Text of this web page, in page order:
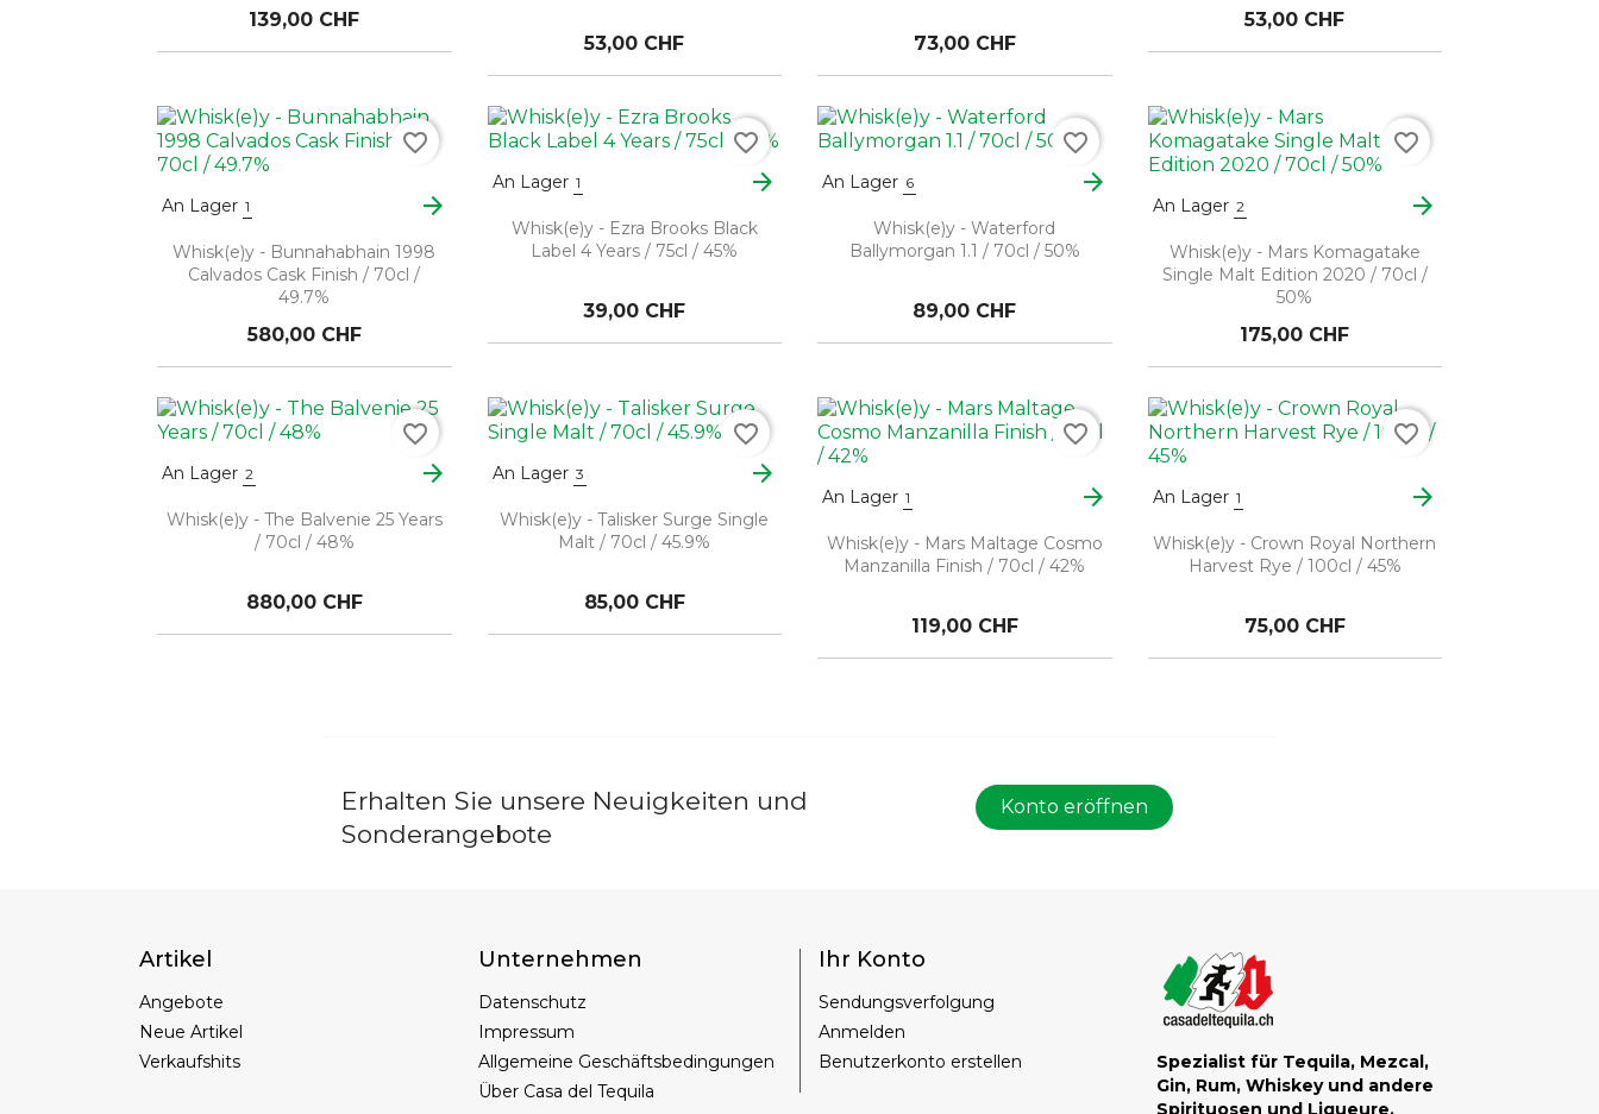
139,00 CHF
53,00 CHF 73,00 CHF
53,00 CHF
An Lager 1 arrow_forward
Whisk(e)y - Bunnahabhain 1998
Calvados Cask Finish / 70cl /
49.7%
580,00 CHF
favorite_border
An Lager 1 arrow_forward
Whisk(e)y - Ezra Brooks Black
Label 4 Years / 75cl / 45%
39,00 CHF
favorite_border
An Lager 6 arrow_forward
Whisk(e)y - Waterford
Ballymorgan 1.1 / 70cl / 50%
89,00 CHF
favorite_border
An Lager 2 arrow_forward
Whisk(e)y - Mars Komagatake
Single Malt Edition 2020 / 70cl /
50%
175,00 CHF
favorite_border
An Lager 2 arrow_forward
Whisk(e)y - The Balvenie 25 Years
/ 70cl / 48%
880,00 CHF
favorite_border
An Lager 3 arrow_forward
Whisk(e)y - Talisker Surge Single
Malt / 70cl / 45.9%
85,00 CHF
favorite_border
An Lager 1 arrow_forward
Whisk(e)y - Mars Maltage Cosmo
Manzanilla Finish / 70cl / 42%
119,00 CHF
favorite_border
An Lager 1 arrow_forward
Whisk(e)y - Crown Royal Northern
Harvest Rye / 100cl / 45%
75,00 CHF
favorite_border
Erhalten Sie unsere Neuigkeiten und
Sonderangebote
Konto eröffnen
Artikel
Angebote
Neue Artikel
Verkaufshits
Unternehmen
Datenschutz
Impressum
Allgemeine Geschäftsbedingungen
Über Casa del Tequila
Ihr Konto
Sendungsverfolgung
Anmelden
Benutzerkonto erstellen
Spezialist für Tequila, Mezcal,
Gin, Rum, Whiskey und andere
Spirituosen und Liqueure.